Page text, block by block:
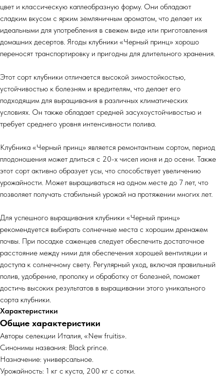
цвет и классическую каплеобразную форму. Они обладают
сладким вкусом с ярким земляничным ароматом, что делает их
идеальными для употребления в свежем виде или приготовления
домашних десертов. Ягоды клубники «Черный принц» хорошо
переносят транспортировку и пригодны для длительного хранения.
Этот сорт клубники отличается высокой зимостойкостью,
устойчивостью к болезням и вредителям, что делает его
подходящим для выращивания в различных климатических
условиях. Он также обладает средней засухоустойчивостью и
требует среднего уровня интенсивности полива.
Клубника «Черный принц» является ремонтантным сортом, период
плодоношения может длиться с 20-х чисел июня и до осени. Также
этот сорт активно образует усы, что способствует увеличению
урожайности. Может выращиваться на одном месте до 7 лет, что
позволяет получать стабильный урожай на протяжении многих лет.
Для успешного выращивания клубники «Черный принц»
рекомендуется выбирать солнечные места с хорошим дренажем
почвы. При посадке саженцев следует обеспечить достаточное
расстояние между ними для обеспечения хорошей вентиляции и
доступа к солнечному свету. Регулярный уход, включая правильный
полив, удобрение, прополку и обработку от болезней, поможет
достичь высоких результатов в выращивании этого уникального
сорта клубники.
Характеристики
Общие характеристики
Авторы селекции Италия, «New fruitis».
Синонимы названия: Black prince.
Назначение: универсальное.
Урожайность: 1 кг с куста, 200 кг с сотки.